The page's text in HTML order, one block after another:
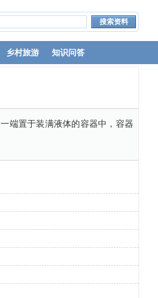
乡村旅游 知识问答
端置于装满液体的容器中，容器